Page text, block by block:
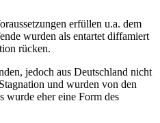
erfüllen u.a. dem
wurden als entartet diffamiert
rücken.
jedoch aus Deutschland nicht
und wurden von den
wurde eher eine Form des